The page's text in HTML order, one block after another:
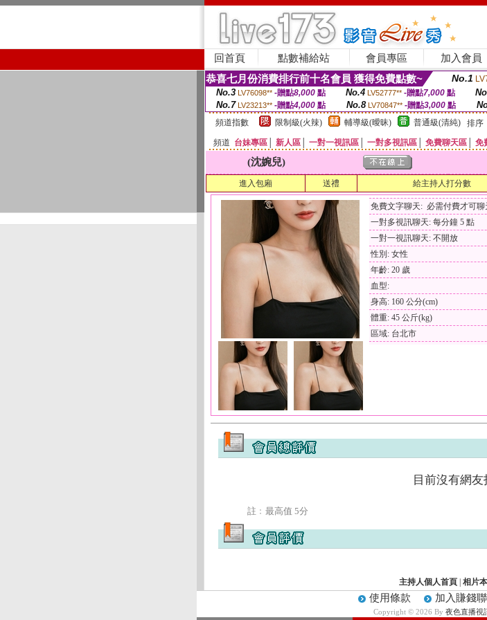
回首頁 點數補給站 會員專區 加入會員
恭喜七月份消費排行前十名會員 獲得免費點數~ No.1
No.3 LV76098** -贈點8,000點 No.4 LV52777** -贈點7,000點
No.7 LV23213** -贈點4,000 點 No.8 LV70847** -贈點3,000 點
頻道指數
限制級(火辣) 輔導級(曖昧) 普通級(清純) 排序
頻道 台妹專區 新人區 一對一視訊區 一對多視訊區 免費聊天區 免
(沈婉兒)
進入包廂 送禮 給主持人打分數
免費文字聊天: 必需付費才可聊
一對多視訊聊天: 每分鐘 5 點
一對一視訊聊天: 不開放
性別: 女性
年齡: 20 歲
血型:
身高: 160 公分(cm)
體重: 45 公斤(kg)
區域: 台北市
目前沒有網友
註﹕最高值 5分
主持人個人首頁 相片本
使用條款 加入賺錢
Copyright © 2026 By 夜色直播視